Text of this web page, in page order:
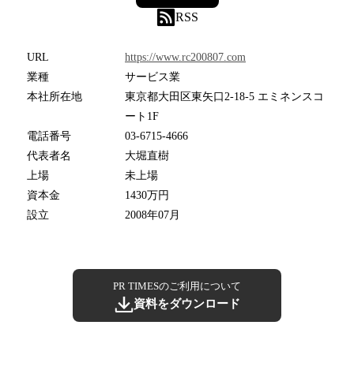
RSS
URL
https://www.rc200807.com
業種
サービス業
本社所在地
東京都大田区東矢口2-18-5 エミネンスコ
ート1F
電話番号
03-6715-4666
代表者名
大堀直樹
上場
未上場
資本金
1430万円
設立
2008年07月
PR TIMESのご利用について
資料をダウンロード